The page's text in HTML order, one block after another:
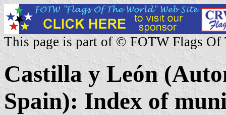
This page is part of © FOTW Flags Of
Castilla y León
Spain): Index of